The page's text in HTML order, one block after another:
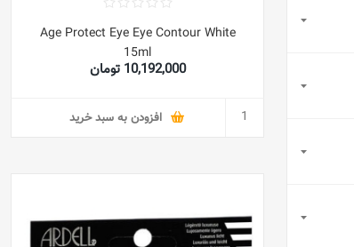
Age Protect Eye Eye Contour White
15ml
10,192,000 تومان
افزودن به سبد خرید